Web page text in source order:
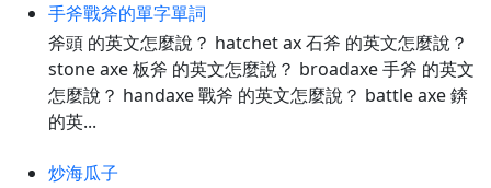
手斧戰斧的單字單詞
斧頭 的英文怎麼說？ hatchet ax 石斧 的英文怎麼說？
stone axe 板斧 的英文怎麼說？ broadaxe 手斧 的英文
怎麼說？ handaxe 戰斧 的英文怎麼說？ battle axe 錛
的英...
炒海瓜子